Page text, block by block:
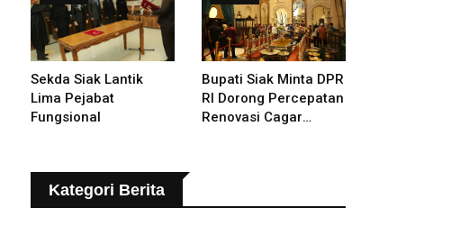
Sekda Siak Lantik
Lima Pejabat
Fungsional
Bupati Siak Minta DPR
RI Dorong Percepatan
Renovasi Cagar
Kategori Berita